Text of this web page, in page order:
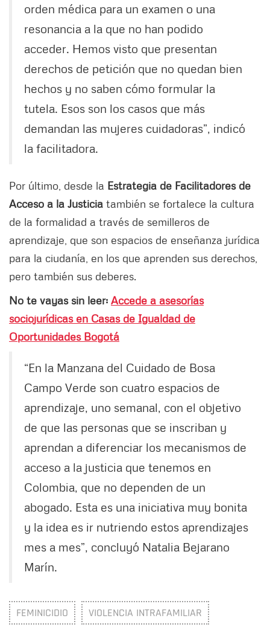
orden médica para un examen o una
resonancia a la que no han podido
acceder. Hemos visto que presentan
derechos de petición que no quedan bien
hechos y no saben cómo formular la
tutela. Esos son los casos que más
demandan las mujeres cuidadoras”, indicó
la facilitadora.
Por último, desde la Estrategia de Facilitadores de
Acceso a la Justicia también se fortalece la cultura
de la formalidad a través de semilleros de
aprendizaje, que son espacios de enseñanza jurídica
para la ciudanía, en los que aprenden sus derechos,
pero también sus deberes.
No te vayas sin leer: Accede a asesorías
sociojurídicas en Casas de Igualdad de
Oportunidades Bogotá
“En la Manzana del Cuidado de Bosa
Campo Verde son cuatro espacios de
aprendizaje, uno semanal, con el objetivo
de que las personas que se inscriban y
aprendan a diferenciar los mecanismos de
acceso a la justicia que tenemos en
Colombia, que no dependen de un
abogado. Esta es una iniciativa muy bonita
y la idea es ir nutriendo estos aprendizajes
mes a mes”, concluyó Natalia Bejarano
Marín.
FEMINICIDIO VIOLENCIA INTRAFAMILIAR